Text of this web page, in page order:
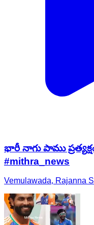
భారీ నాగు పాము
#mithra_news
Vemulawada, Rajanna